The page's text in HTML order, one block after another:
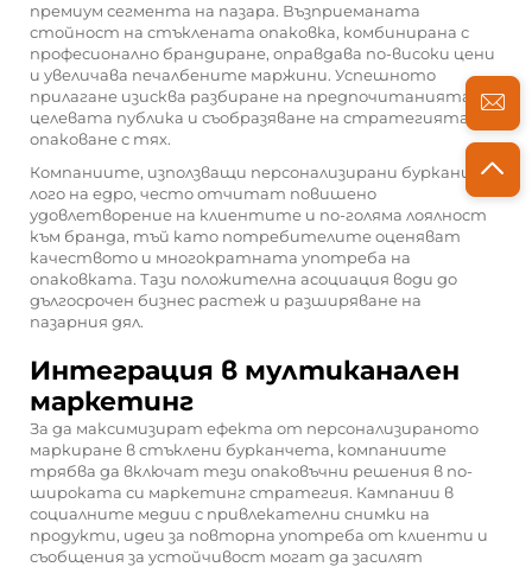
премиум сегмента на пазара. Възприеманата
стойност на стъклената опаковка, комбинирана с
професионално брандиране, оправдава по-високи цени
и увеличава печалбените маржини. Успешното
прилагане изисква разбиране на предпочитанията на
целевата публика и съобразяване на стратегията за
опаковане с тях.
Компаниите, използващи персонализирани буркани с
лого на едро, често отчитат повишено
удовлетворение на клиентите и по-голяма лоялност
към бранда, тъй като потребителите оценяват
качеството и многократната употреба на
опаковката. Тази положителна асоциация води до
дългосрочен бизнес растеж и разширяване на
пазарния дял.
Интеграция в мултиканален
маркетинг
За да максимизират ефекта от персонализираното
маркиране в стъклени бурканчета, компаниите
трябва да включат тези опаковъчни решения в по-
широката си маркетинг стратегия. Кампании в
социалните медии с привлекателни снимки на
продукти, идеи за повторна употреба от клиенти и
съобщения за устойчивост могат да засилят